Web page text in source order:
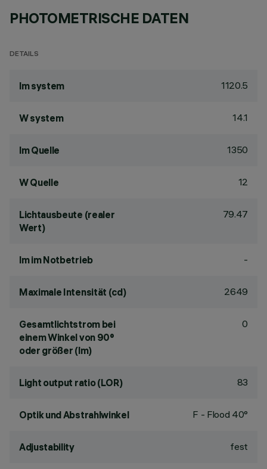
PHOTOMETRISCHE DATEN
DETAILS
lm system 1120.5
W system 14.1
lm Quelle 1350
W Quelle 12
Lichtausbeute (realer
Wert)
79.47
lm im Notbetrieb -
Maximale Intensität (cd) 2649
Gesamtlichtstrom bei
einem Winkel von 90°
oder größer (lm)
0
Light output ratio (LOR) 83
Optik und Abstrahlwinkel F - Flood 40°
Adjustability fest